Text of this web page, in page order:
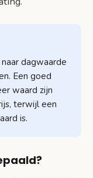
dagwaarde
Een goed
waard zijn
terwijl een
is.